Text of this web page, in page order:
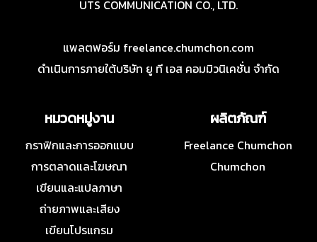
UTS COMMUNICATION CO., LTD.
แพลตฟอร์ม freelance.chumchon.com
ดำเนินการภายใต้บริษัท ยู ที เอส คอมมิวนิเคชั่น จำกัด
หมวดหมู่งาน
กราฟิกและการออกแบบ
การตลาดและโฆษณา
เขียนและแปลภาษา
ถ่ายภาพและเสียง
เขียนโปรแกรม
ผลิตภัณฑ์
Freelance Chumchon
Chumchon